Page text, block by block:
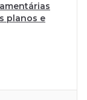
planos e